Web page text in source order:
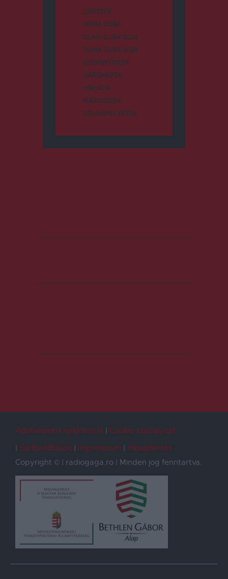
CSÍKSZÉK
DUMA DUBA
DUMA DUBA 2024
DUMA DUBA 2026
GYERGYÓSZÉK
HÁROMSZÉK
HÍRLISTA
MAROSSZÉK
UDVARHELYSZÉK
Adatvédelmi nyilatkozat
Cookie szabályzat
Sütibeállítások
Impresszum
Hibajelentés
Copyright © | radiogaga.ro | Minden jog fenntartva.